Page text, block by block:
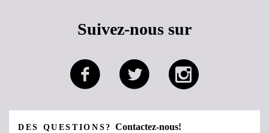
Suivez-nous sur
DES QUESTIONS?Contactez-nous!